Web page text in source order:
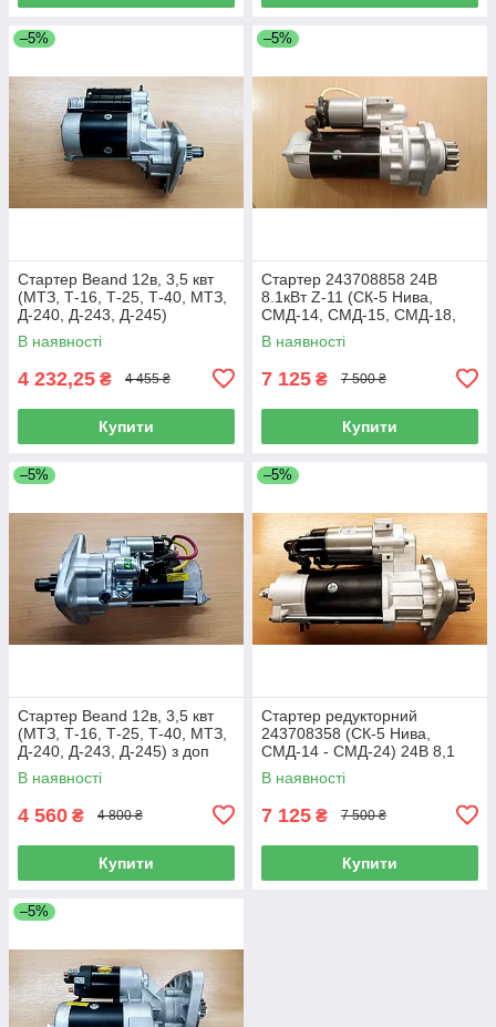
–5%
Стартер Beand 12в, 3,5 квт
(МТЗ, Т-16, Т-25, Т-40, МТЗ,
Д-240, Д-243, Д-245)
В наявності
4 232,25 ₴ 4 455 ₴
Купити
–5%
Стартер 243708858 24В
8.1кВт Z-11 (СК-5 Нива,
СМД-14, СМД-15, СМД-18,
СМД-20, СМД-21, СМД-22,
СМД-24)
В наявності
7 125 ₴ 7 500 ₴
Купити
–5%
Стартер Beand 12в, 3,5 квт
(МТЗ, Т-16, Т-25, Т-40, МТЗ,
Д-240, Д-243, Д-245) з доп
реле
В наявності
4 560 ₴ 4 800 ₴
Купити
–5%
Стартер редукторний
243708358 (СК-5 Нива,
СМД-14 - СМД-24) 24В 8,1
кВт
В наявності
7 125 ₴ 7 500 ₴
Купити
–5%